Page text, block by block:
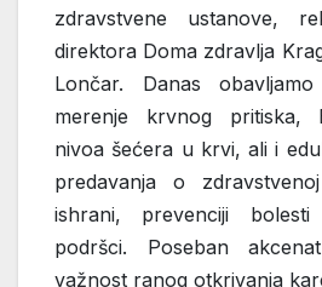
zdravstvene ustanove,
direktora Doma zdravlja
Lončar. Danas
merenje krvnog pritiska,
nivoa šećera u krvi, ali i
predavanja o
ishrani, prevenciji
podršci. Poseban
važnost ranog otkrivanja